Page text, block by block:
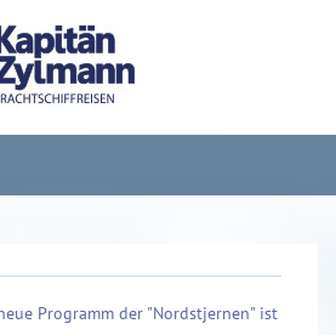
Programm der "Nordstjernen" ist